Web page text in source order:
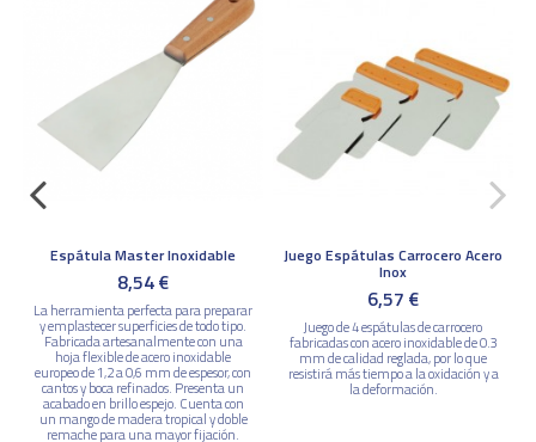
Espátula Master Inoxidable
8,54 €
La herramienta perfecta para preparar
y emplastecer superficies de todo tipo.
Fabricada artesanalmente con una
hoja flexible de acero inoxidable
europeo de 1,2 a 0,6 mm de espesor, con
cantos y boca refinados. Presenta un
acabado en brillo espejo. Cuenta con
un mango de madera tropical y doble
remache para una mayor fijación.
Juego Espátulas Carrocero Acero
Inox
6,57 €
Juego de 4 espátulas de carrocero
fabricadas con acero inoxidable de 0.3
mm de calidad reglada, por lo que
resistirá más tiempo a la oxidación y a
la deformación.